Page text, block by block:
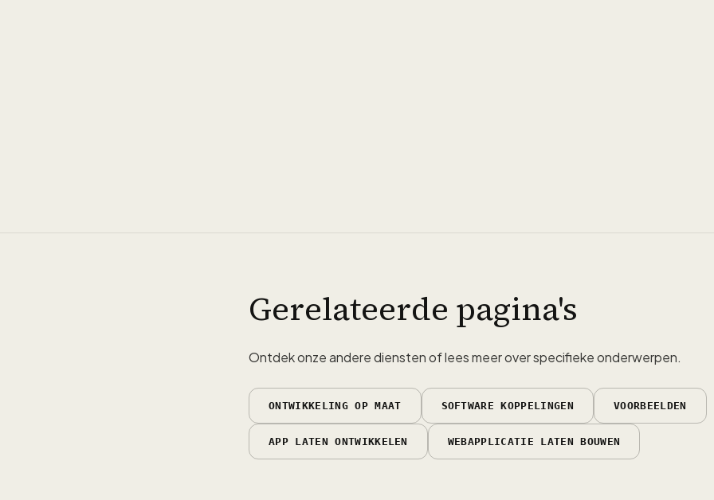
Gerelateerde pagina's
Ontdek onze andere diensten of lees meer over specifieke onderwerpen.
ONTWIKKELING OP MAAT SOFTWARE KOPPELINGEN VOORBEELDEN
APP LATEN ONTWIKKELEN WEBAPPLICATIE LATEN BOUWEN